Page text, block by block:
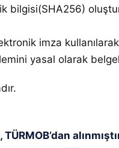
bilgisi(SHA256)
imza
yasal olarak